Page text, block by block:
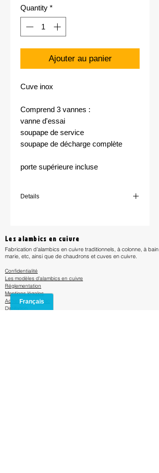
Quantity *
Ajouter au panier
Cuve inox
Comprend 3 vannes :
vanne d'essai
soupape de service
soupape de décharge complète
porte supérieure incluse
Details
mesures approximatives
Les alambics en cuivre
Fabrication d'alambics en cuivre traditionnels, à colonne, à bain
marie, etc, ainsi que de chaudrons et cuves en cuivre.
Confidentialité
Les modèles d'alambics en cuivre
Réglementation
Mentions légales
Acheter un alambic
Distillation